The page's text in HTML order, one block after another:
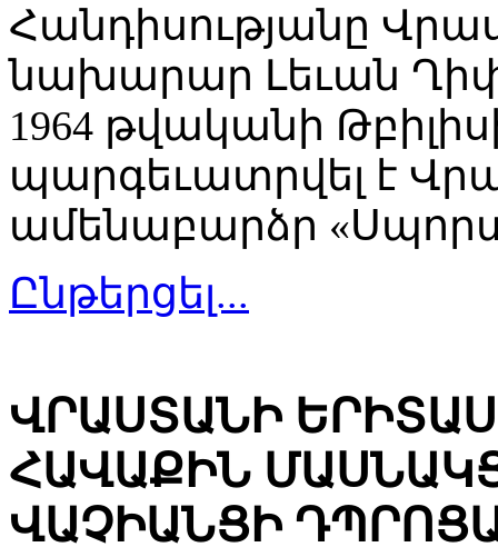
Հանդիսությանը
նախարար Լեւան
1964 թվականի
պարգեւատրվել է
ամենաբարձր
Ընթերցել...
ՎՐԱՍՏԱՆԻ
ՀԱՎԱՔԻՆ
ՎԱՉԻԱՆՑԻ